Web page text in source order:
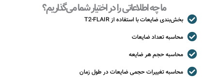
ما چه اطلاعاتی را در اختیار شما می‌گذاریم؟
بخش‌بندی ضایعات با استفاده از T2-FLAIR
محاسبه تعداد ضایعات
محاسبه حجم هر ضایعه
محاسبه تغییرات حجمی ضایعات در طول زمان